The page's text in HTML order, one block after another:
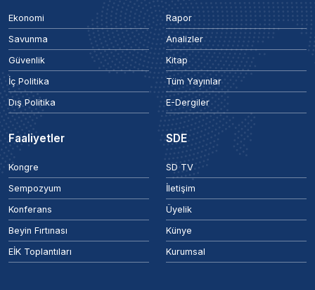
Ekonomi
Savunma
Güvenlik
İç Politika
Dış Politika
Rapor
Analizler
Kitap
Tüm Yayınlar
E-Dergiler
Faaliyetler
Kongre
Sempozyum
Konferans
Beyin Fırtınası
EİK Toplantıları
SDE
SD TV
İletişim
Üyelik
Künye
Kurumsal